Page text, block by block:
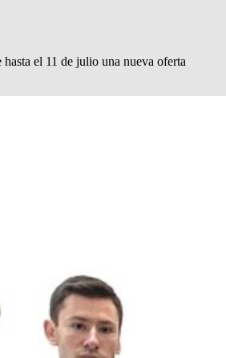
el 11 de julio una nueva oferta